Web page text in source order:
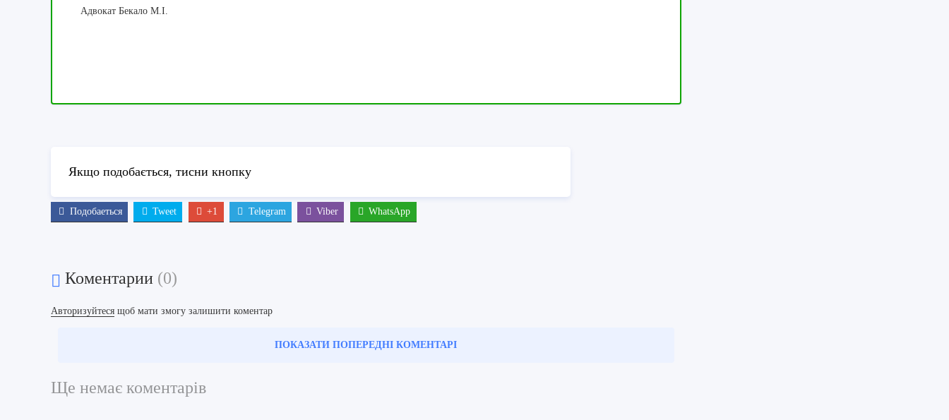
Адвокат Бекало М.І.
Якщо подобається, тисни кнопку
Подобаеться Tweet +1 Telegram Viber WhatsApp
Коментарии (0)
Авторизуйтеся щоб мати змогу залишити коментар
ПОКАЗАТИ ПОПЕРЕДНІ КОМЕНТАРІ
Ще немає коментарів